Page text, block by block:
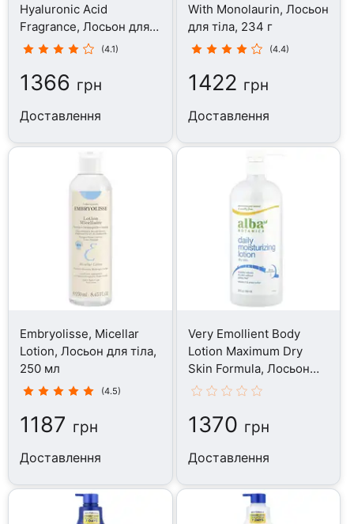
Hyaluronic Acid
Fragrance, Лосьон для
тіла, 295.7 мл
(4.1)
1366 грн
Доставлення
With Monolaurin, Лосьон
для тіла, 234 г
(4.4)
1422 грн
Доставлення
Embryolisse, Micellar
Lotion, Лосьон для тіла,
250 мл
(4.5)
1187 грн
Доставлення
Very Emollient Body
Lotion Maximum Dry
Skin Formula, Лосьон
для тіла, 907 г
1370 грн
Доставлення